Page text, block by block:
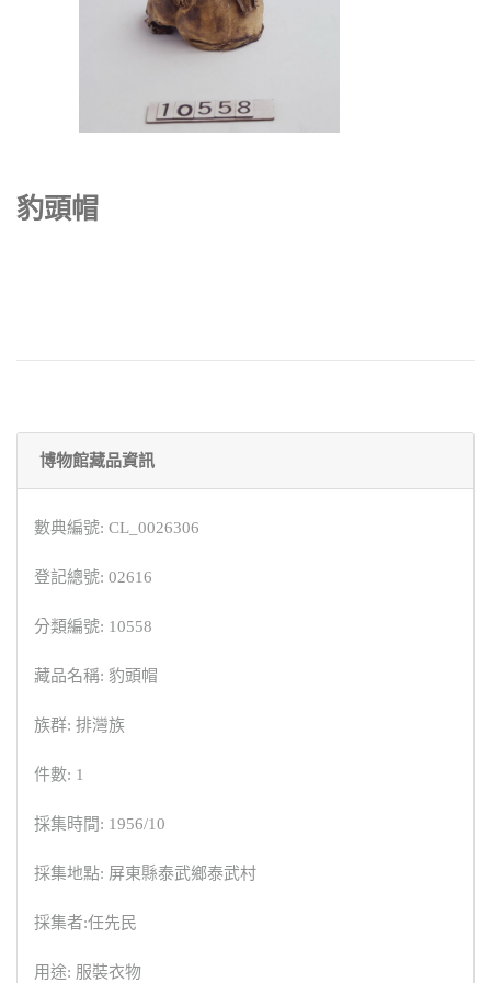
豹頭帽
博物館藏品資訊
數典編號: CL_0026306
登記總號: 02616
分類編號: 10558
藏品名稱: 豹頭帽
族群: 排灣族
件數: 1
採集時間: 1956/10
採集地點: 屏東縣泰武鄉泰武村
採集者:任先民
用途: 服裝衣物